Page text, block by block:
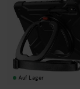
Auf Lager